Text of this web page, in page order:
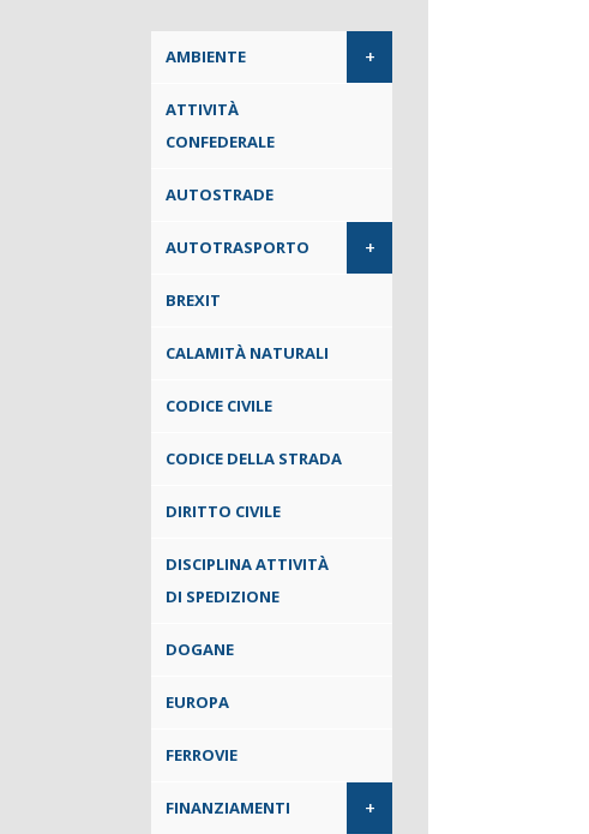
AMBIENTE +
ATTIVITÀ
CONFEDERALE
AUTOSTRADE
AUTOTRASPORTO +
BREXIT
CALAMITÀ NATURALI
CODICE CIVILE
CODICE DELLA STRADA
DIRITTO CIVILE
DISCIPLINA ATTIVITÀ
DI SPEDIZIONE
DOGANE
EUROPA
FERROVIE
FINANZIAMENTI +